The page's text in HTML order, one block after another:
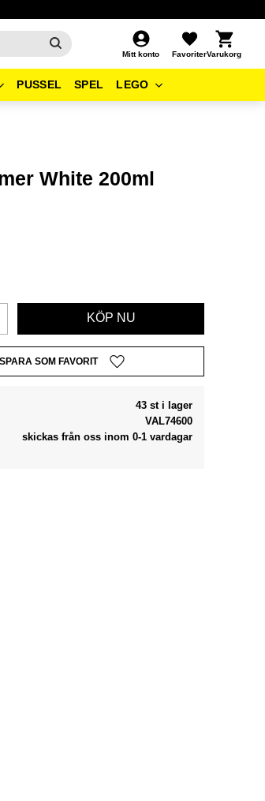
Mitt konto
Favoriter
Kundvagn
PUSSEL SPEL LEGO
White 200ml
Lägg till i favoriter
43 st i lager
VAL74600
skickas från oss inom 0-1 vardagar